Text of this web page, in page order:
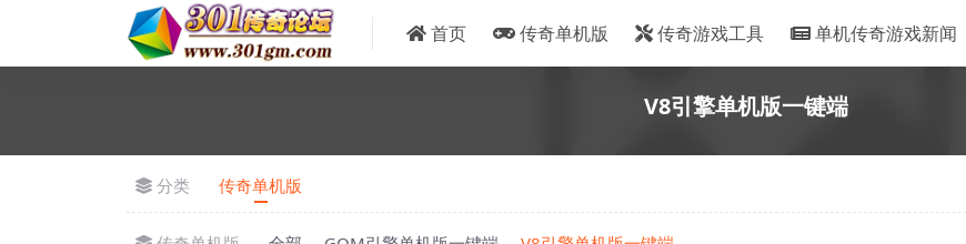
首页 传奇单机版 传奇游戏工具 单机传奇游戏新闻
V8引擎单机版一键端
分类 传奇单机版